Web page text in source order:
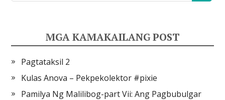
MGA KAMAKAILANG POST
Pagtataksil 2
Kulas Anova – Pekpekolektor #pixie
Pamilya Ng Malilibog-part Vii: Ang Pagbubulgar